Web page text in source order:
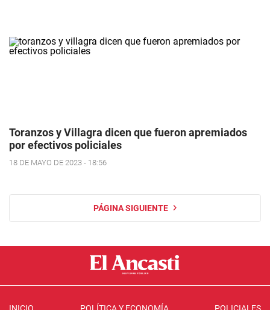
Toranzos y Villagra dicen que fueron apremiados
por efectivos policiales
18 DE MAYO DE 2023 - 18:56
PÁGINA SIGUIENTE